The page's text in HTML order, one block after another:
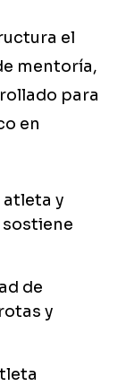
el
mentoría,
para
en
atleta y
de
y